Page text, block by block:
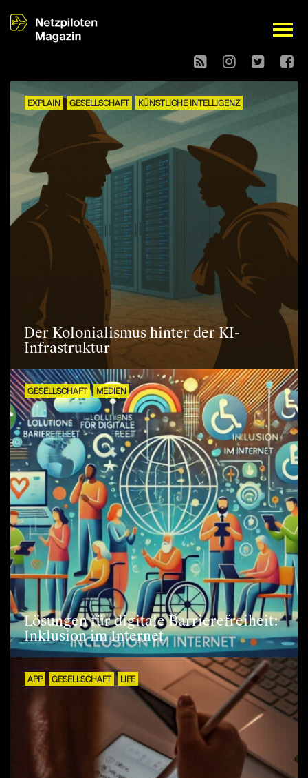
open
EXPLAIN GESELLSCHAFT KÜNSTLICHE INTELLIGENZ
Der Kolonialismus hinter der KI-
Infrastruktur
GESELLSCHAFT MEDIEN
Lösungen für digitale Barrierefreiheit:
Inklusion im Internet
APP GESELLSCHAFT LIFE